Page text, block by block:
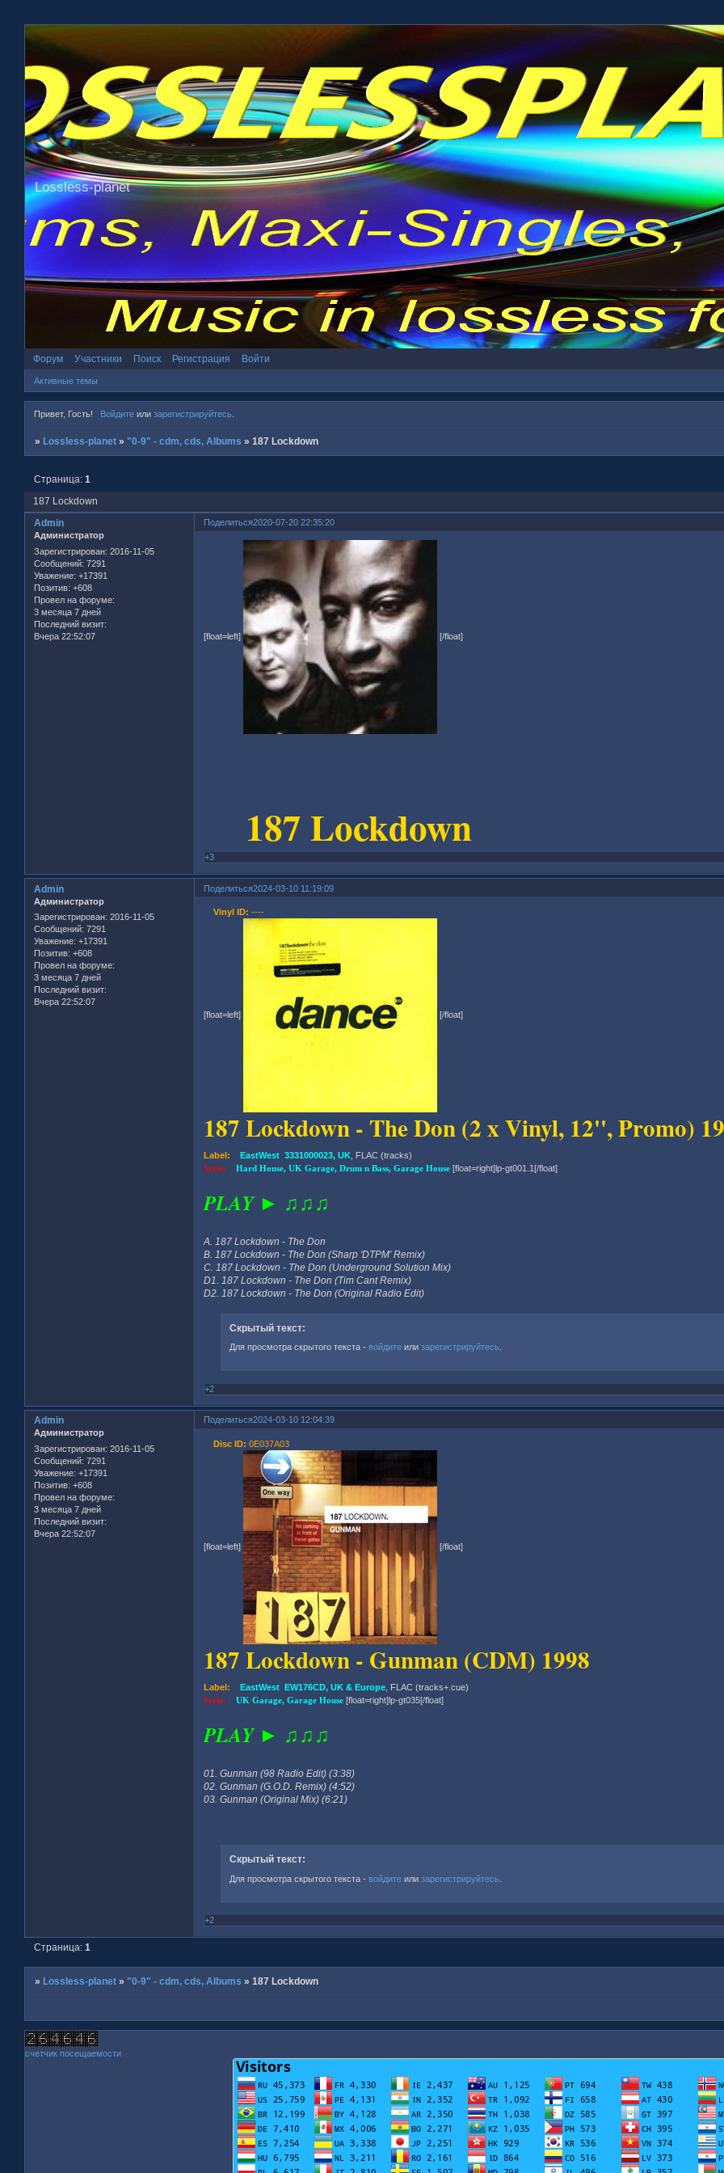
Lossless-planet
Форум Участники Поиск Регистрация Войти
Активные темы
Привет, Гость! Войдитеили зарегистрируйтесь.
» Lossless-planet » "0-9" - cdm, cds, Albums »187 Lockdown
187 Lockdown
Страница:1
Поделиться2020-07-20 22:35:20
Admin
Администратор
Зарегистрирован: 2016-11-05
Сообщений: 7291
Уважение: +17391
Позитив: +608
Провел на форуме:
3 месяца 7 дней
Последний визит:
Вчера 22:52:07
[float=left] [/float]
187 Lockdown
+3
Поделиться2024-03-10 11:19:09
Admin
Администратор
Зарегистрирован: 2016-11-05
Сообщений: 7291
Уважение: +17391
Позитив: +608
Провел на форуме:
3 месяца 7 дней
Последний визит:
Вчера 22:52:07
Vinyl ID: ----
[float=left] [/float]
187 Lockdown - The Don (2 x Vinyl, 12'', Promo)
Label: EastWest 3331000023, UK , FLAC (tracks)
Style:Hard House, UK Garage, Drum n Bass, Garage House [float=right]lp-gt001.1[/float]
PLAY ► ♫♫♫
A. 187 Lockdown - The Don
B. 187 Lockdown - The Don (Sharp 'DTPM' Remix)
C. 187 Lockdown - The Don (Underground Solution Mix)
D1. 187 Lockdown - The Don (Tim Cant Remix)
D2. 187 Lockdown - The Don (Original Radio Edit)
Скрытый текст:
Для просмотра скрытого текста - войдитеили зарегистрируйтесь
+2
Поделиться2024-03-10 12:04:39
Admin
Администратор
Зарегистрирован: 2016-11-05
Сообщений: 7291
Уважение: +17391
Позитив: +608
Провел на форуме:
3 месяца 7 дней
Последний визит:
Вчера 22:52:07
Disc ID: 0E037A03
[float=left] [/float]
187 Lockdown - Gunman (CDM) 1998
Label: EastWest EW176CD, UK & Europe , FLAC (tracks+.cue)
Style:UK Garage, Garage House[float=right]lp-gt035[/float]
PLAY ► ♫♫♫
01. Gunman (98 Radio Edit) (3:38)
02. Gunman (G.O.D. Remix) (4:52)
03. Gunman (Original Mix) (6:21)
Скрытый текст:
Для просмотра скрытого текста - войдитеили зарегистрируйтесь
+2
Страница:1
»Lossless-planet » "0-9" - cdm, cds, Albums »187 Lockdown
счетчик посещаемости